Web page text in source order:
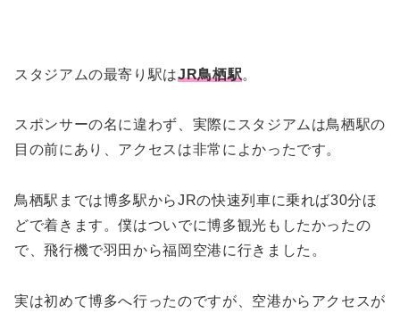
スタジアムの最寄り駅はJR鳥栖駅。
スポンサーの名に違わず、実際にスタジアムは鳥栖駅の
目の前にあり、アクセスは非常によかったです。
鳥栖駅までは博多駅からJRの快速列車に乗れば30分ほ
どで着きます。僕はついでに博多観光もしたかったの
で、飛行機で羽田から福岡空港に行きました。
実は初めて博多へ行ったのですが、空港からアクセスが